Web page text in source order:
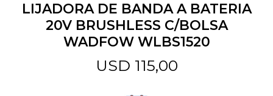
LIJADORA DE BANDA A BATERIA
20V BRUSHLESS C/BOLSA
WADFOW WLBS1520
USD 115,00
Mascotas